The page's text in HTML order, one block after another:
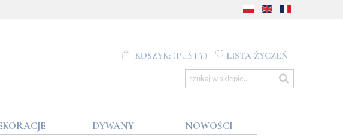
KOSZYK: (PUSTY) LISTA ŻYCZEŃ
DYWANY
NOWOŚCI